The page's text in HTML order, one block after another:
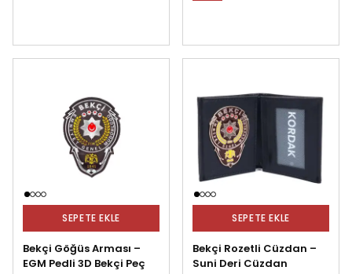
SEPETE EKLE
Bekçi Göğüs Arması –
EGM Pedli 3D Bekçi Peç
SEPETE EKLE
Bekçi Rozetli Cüzdan –
Suni Deri Cüzdan